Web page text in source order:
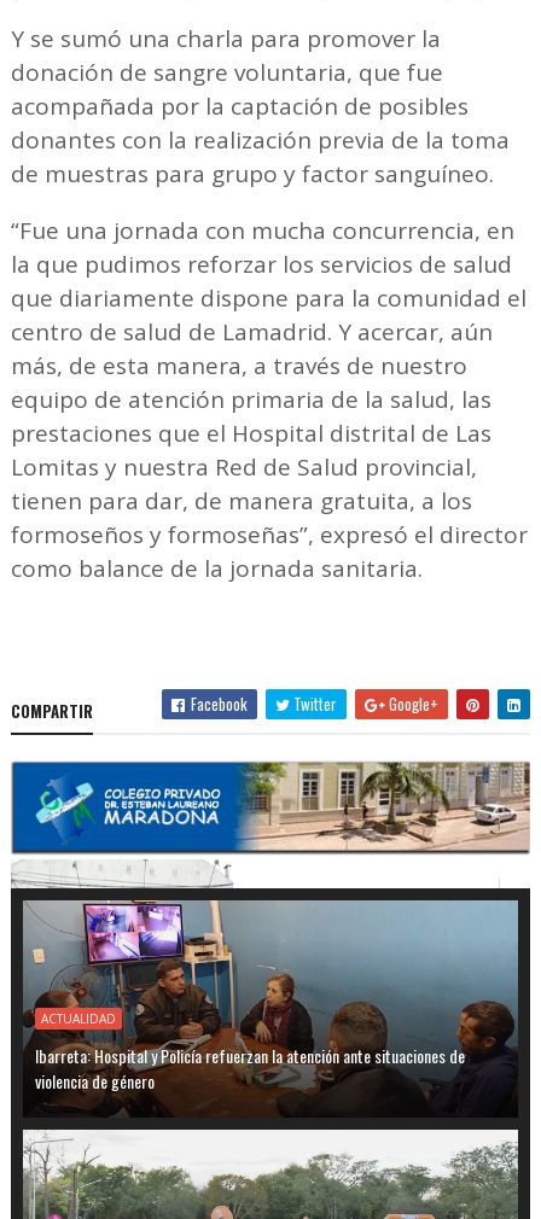
Y se sumó una charla para promover la
donación de sangre voluntaria, que fue
acompañada por la captación de posibles
donantes con la realización previa de la toma
de muestras para grupo y factor sanguíneo.
“Fue una jornada con mucha concurrencia, en
la que pudimos reforzar los servicios de salud
que diariamente dispone para la comunidad el
centro de salud de Lamadrid. Y acercar, aún
más, de esta manera, a través de nuestro
equipo de atención primaria de la salud, las
prestaciones que el Hospital distrital de Las
Lomitas y nuestra Red de Salud provincial,
tienen para dar, de manera gratuita, a los
formoseños y formoseñas”, expresó el director
como balance de la jornada sanitaria.
COMPARTIR Facebook Twitter Google+
ACTUALIDAD
Ibarreta: Hospital y Policía refuerzan la atención ante situaciones de
violencia de género